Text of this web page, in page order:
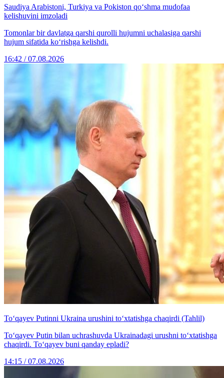
Saudiya Arabistoni, Turkiya va Pokiston qo‘shma mudofaa
kelishuvini imzoladi
Tomonlar bir davlatga qarshi qurolli hujumni uchalasiga qarshi
hujum sifatida ko‘rishga kelishdi.
16:42 / 07.08.2026
To‘qayev Putinni Ukraina urushini to‘xtatishga chaqirdi (Tahlil)
To‘qayev Putin bilan uchrashuvda Ukrainadagi urushni to‘xtatishga
chaqirdi. To‘qayev buni qanday epladi?
14:15 / 07.08.2026